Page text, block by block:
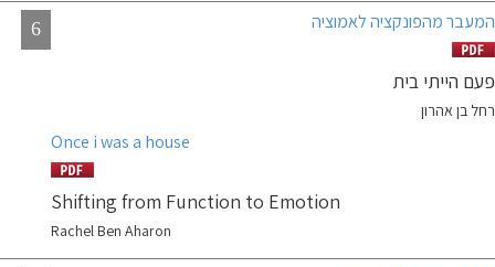
המעבר מהפונקציה לאמוציה
פעם הייתי בית
רחל בן אהרון
Once i was a house
Shifting from Function to Emotion
Rachel Ben Aharon
6